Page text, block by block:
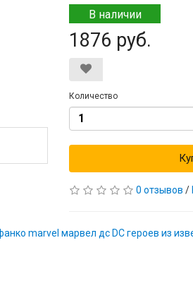
В наличии
1876 руб.
Количество
0 отзывов /
marvel марвел дс DC героев из